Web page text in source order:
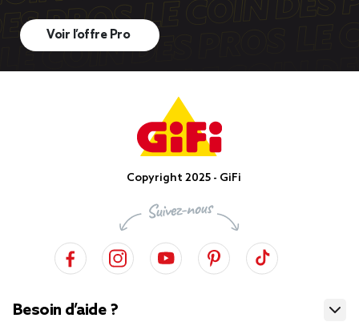
Voir l’offre Pro
Copyright 2025 - GiFi
Besoin d’aide ?